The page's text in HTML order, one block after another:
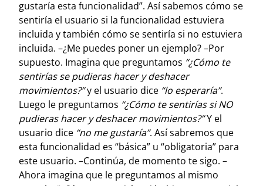
gustaría esta funcionalidad”. Así sabemos cómo se
sentiría el usuario si la funcionalidad estuviera
incluida y también cómo se sentiría si no estuviera
incluida. –¿Me puedes poner un ejemplo? –Por
supuesto. Imagina que preguntamos “¿Cómo te
sentirías se pudieras hacer y deshacer
movimientos?”y el usuario dice “lo esperaría”.
Luego le preguntamos “¿Cómo te sentirías si NO
pudieras hacer y deshacer movimientos?”Y el
usuario dice “no me gustaría”. Así sabremos que
esta funcionalidad es “básica” u “obligatoria” para
este usuario. –Continúa, de momento te sigo. –
Ahora imagina que le preguntamos al mismo